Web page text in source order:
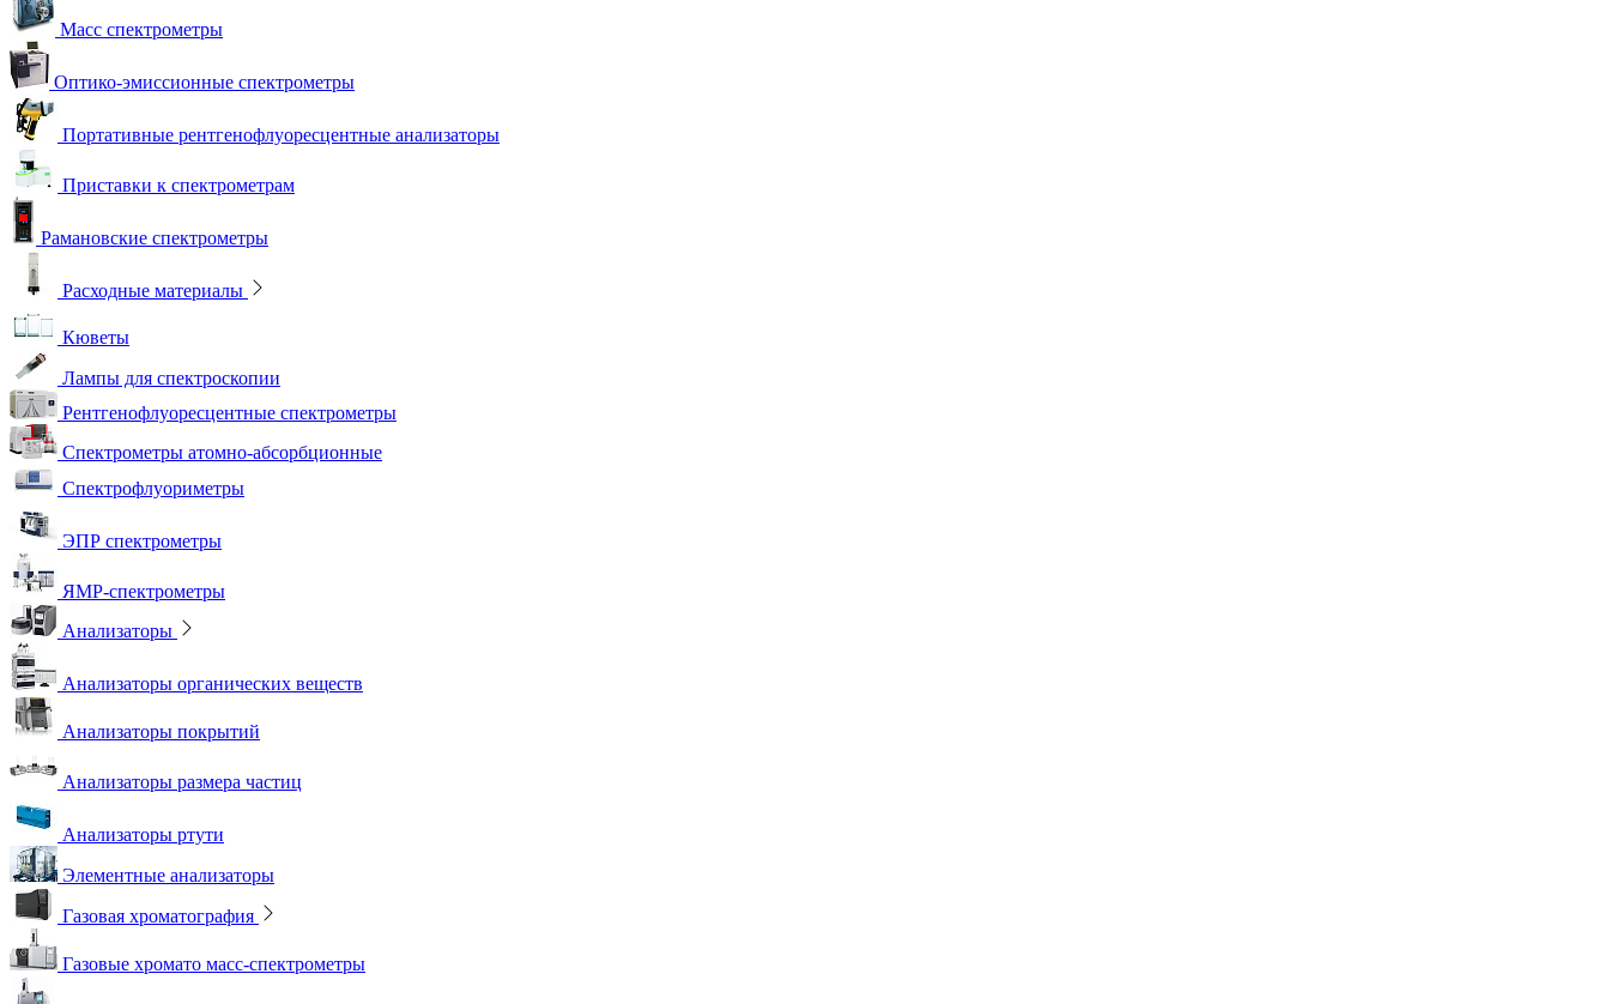
Масс спектрометры
Оптико-эмиссионные спектрометры
Портативные рентгенофлуоресцентные анализаторы
Приставки к спектрометрам
Рамановские спектрометры
Расходные материалы
Кюветы
Лампы для спектроскопии
Рентгенофлуоресцентные спектрометры
Спектрометры атомно-абсорбционные
Спектрофлуориметры
ЭПР спектрометры
ЯМР-спектрометры
Анализаторы
Анализаторы органических веществ
Анализаторы покрытий
Анализаторы размера частиц
Анализаторы ртути
Элементные анализаторы
Газовая хроматография
Газовые хромато масс-спектрометры